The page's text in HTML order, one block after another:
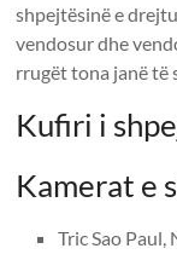
shpejtësinë e
vendosur dhe
rrugët tona janë të
Kufiri i
Kamerat e
Tric Sao Paul,